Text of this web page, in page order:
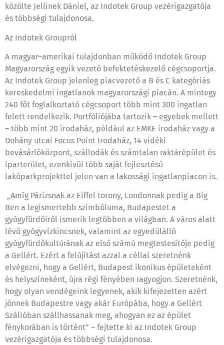
közölte Jellinek Dániel, az Indotek Group vezérigazgatója
és többségi tulajdonosa.
Az Indotek Groupról
A magyar–amerikai tulajdonban működő Indotek Group
Magyarország egyik vezető befektetéskezelő cégcsoportja.
Az Indotek Group jelenleg piacvezető a B és C kategóriás
kereskedelmi ingatlanok magyarországi piacán. A mintegy
240 főt foglalkoztató cégcsoport több mint 300 ingatlan
felett rendelkezik. Portfóliójába tartozik – egyebek mellett
– több mint 20 irodaház, például az EMKE irodaház vagy a
Dohány utcai Focus Point Irodaház, 14 vidéki
bevásárlóközpont, szállodák és számtalan raktárépület és
iparterület, ezenkívül több saját fejlesztésű
lakóparkprojekttel jelen van a lakossági ingatlanpiacon is.
„Amíg Párizsnak az Eiffel torony, Londonnak pedig a Big
Ben a legismertebb szimbóluma, Budapestet a
gyógyfürdőiről ismerik legtöbben a világban. A város alatt
lévő gyógyvízkincsnek, valamint az egyedülálló
gyógyfürdőkultúrának az első számú megtestesítője pedig
a Gellért. Ezért a felújítást azzal a céllal szeretnénk
elvégezni, hogy a Gellért, Budapest ikonikus épületeként
és helyszíneként, újra régi fényében ragyogjon. Szeretnénk,
hogy olyan vendégeink legyenek, akik kifejezetten azért
jönnek Budapestre vagy akár Európába, hogy a Gellért
Szállóban szállhassanak meg, ahogyan ez az épület
fénykorában is történt” – fejtette ki az Indotek Group
vezérigazgatója és többségi tulajdonosa.